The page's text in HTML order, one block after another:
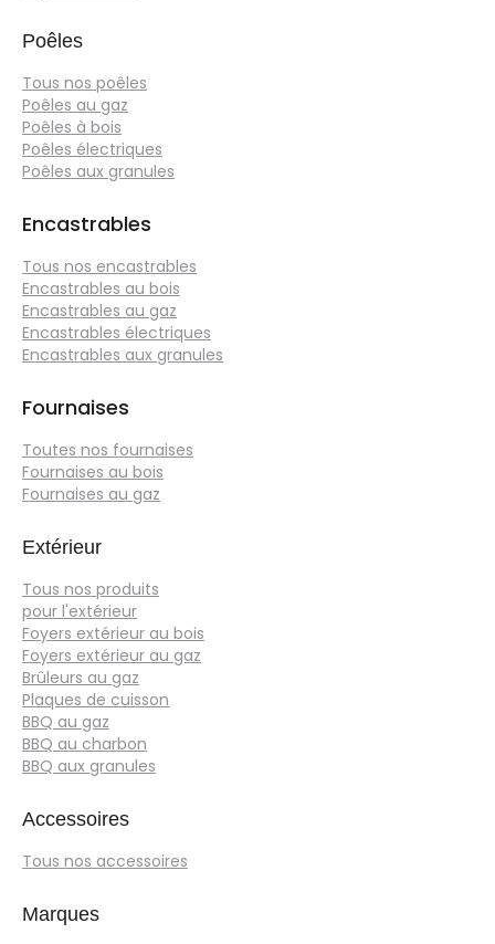
Poêles
Tous nos poêles
Poêles au gaz
Poêles à bois
Poêles électriques
Poêles aux granules
Encastrables
Tous nos encastrables
Encastrables au bois
Encastrables au gaz
Encastrables électriques
Encastrables aux granules
Fournaises
Toutes nos fournaises
Fournaises au bois
Fournaises au gaz
Extérieur
Tous nos produits
pour l'extérieur
Foyers extérieur au bois
Foyers extérieur au gaz
Brûleurs au gaz
Plaques de cuisson
BBQ au gaz
BBQ au charbon
BBQ aux granules
Accessoires
Tous nos accessoires
Marques